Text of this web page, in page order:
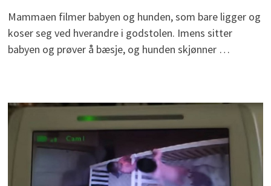
Mammaen filmer babyen og hunden, som bare ligger og
koser seg ved hverandre i godstolen. Imens sitter
babyen og prøver å bæsje, og hunden skjønner …